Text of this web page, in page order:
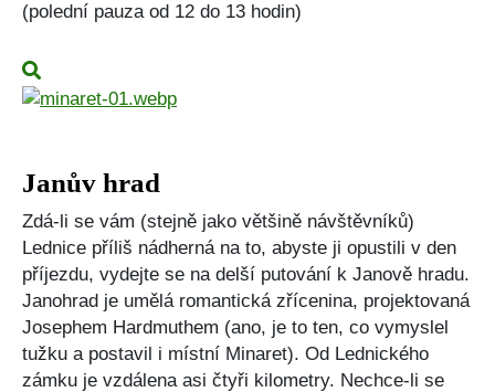
(polední pauza od 12 do 13 hodin)
Janův hrad
Zdá-li se vám (stejně jako většině návštěvníků)
Lednice příliš nádherná na to, abyste ji opustili v den
příjezdu, vydejte se na delší putování k Janově hradu.
Janohrad je umělá romantická zřícenina, projektovaná
Josephem Hardmuthem (ano, je to ten, co vymyslel
tužku a postavil i místní Minaret). Od Lednického
zámku je vzdálena asi čtyři kilometry. Nechce-li se